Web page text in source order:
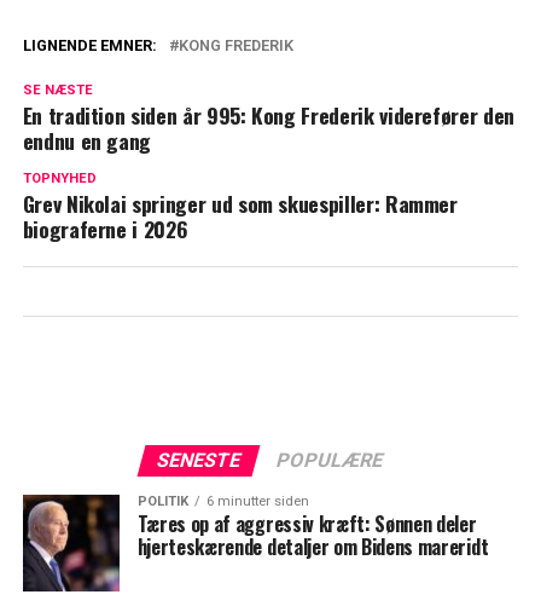
tradition: Se de flotte billeder
Kongehuset bekræfter: Rygterne er sande
LIGNENDE EMNER: KONG FREDERIK
SE NÆSTE
En tradition siden år 995: Kong Frederik viderefører den
endnu en gang
TOPNYHED
Grev Nikolai springer ud som skuespiller: Rammer
biograferne i 2026
SENESTE POPULÆRE
POLITIK 6 minutter siden
Tæres op af aggressiv kræft: Sønnen deler
hjerteskærende detaljer om Bidens mareridt